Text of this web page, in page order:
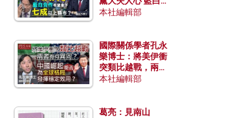
合作有望拿下七成
本社編輯部
國際關係學者孔永
樂博士：將美伊衝
突類比越戰，兩者
有何異同？中國崛
本社編輯部
葛亮：見南山